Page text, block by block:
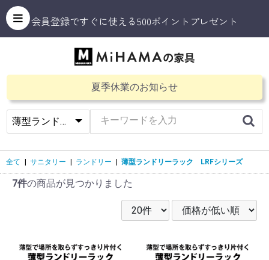
会員登録ですぐに使える500ポイントプレゼント
夏季休業のお知らせ
全て | サニタリー | ランドリー | 薄型ランドリーラック LRFシリーズ
7件の商品が見つかりました